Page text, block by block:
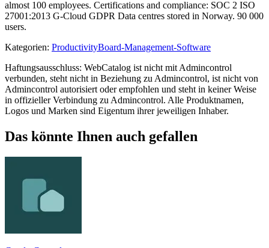
almost 100 employees. Certifications and compliance: SOC 2 ISO
27001:2013 G-Cloud GDPR Data centres stored in Norway. 90 000
users.
Kategorien: ProductivityBoard-Management-Software
Haftungsausschluss: WebCatalog ist nicht mit Admincontrol
verbunden, steht nicht in Beziehung zu Admincontrol, ist nicht von
Admincontrol autorisiert oder empfohlen und steht in keiner Weise
in offizieller Verbindung zu Admincontrol. Alle Produktnamen,
Logos und Marken sind Eigentum ihrer jeweiligen Inhaber.
Das könnte Ihnen auch gefallen